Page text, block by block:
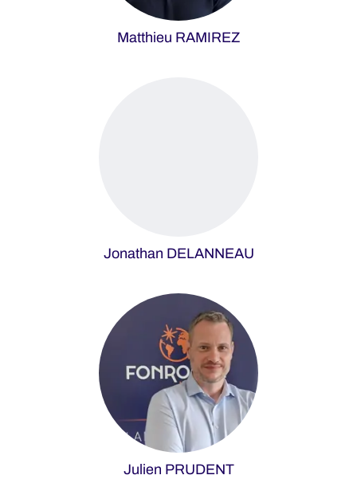
Matthieu RAMIREZ
Jonathan DELANNEAU
Julien PRUDENT